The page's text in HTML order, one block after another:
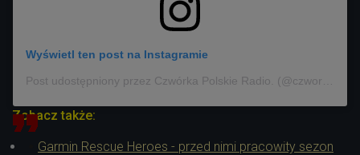
Wyświetl ten post na Instagramie
Zobacz także:
Garmin Rescue Heroes - przed nimi pracowity sezon